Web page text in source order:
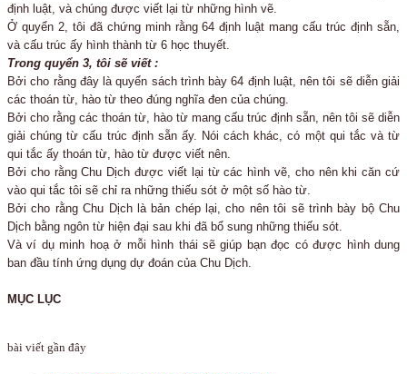
định luật, và chúng được viết lại từ những hình vẽ.
Ở quyển 2, tôi đã chứng minh rằng 64 định luật mang cấu trúc định sẵn,
và cấu trúc ấy hình thành từ 6 học thuyết.
Trong quyển 3, tôi sẽ viết :
Bởi cho rằng đây là quyển sách trình bày 64 định luật, nên tôi sẽ diễn giải
các thoán từ, hào từ theo đúng nghĩa đen của chúng.
Bởi cho rằng các thoán từ, hào từ mang cấu trúc định sẵn, nên tôi sẽ diễn
giải chúng từ cấu trúc định sẵn ấy. Nói cách khác, có một qui tắc và từ
qui tắc ấy thoán từ, hào từ được viết nên.
Bởi cho rằng Chu Dịch được viết lại từ các hình vẽ, cho nên khi căn cứ
vào qui tắc tôi sẽ chỉ ra những thiếu sót ở một số hào từ.
Bởi cho rằng Chu Dịch là bản chép lại, cho nên tôi sẽ trình bày bộ Chu
Dịch bằng ngôn từ hiện đại sau khi đã bổ sung những thiếu sót.
Và ví dụ minh hoạ ở mỗi hình thái sẽ giúp bạn đọc có được hình dung
ban đầu tính ứng dụng dự đoán của Chu Dịch.
MỤC LỤC
bài viết gần đây